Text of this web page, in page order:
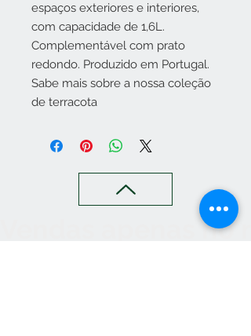
espaços exteriores e interiores,
com capacidade de 1,6L.
Complementável com prato
redondo. Produzido em Portugal.
Sabe mais sobre a nossa coleção
de terracota
Vendas apenas